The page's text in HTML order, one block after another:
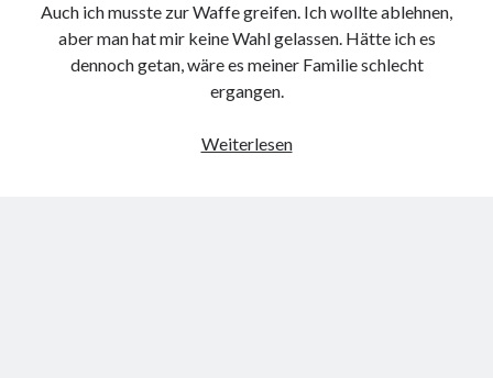
Auch ich musste zur Waffe greifen. Ich wollte ablehnen,
aber man hat mir keine Wahl gelassen. Hätte ich es
dennoch getan, wäre es meiner Familie schlecht
ergangen.
WeiterlesenAuch